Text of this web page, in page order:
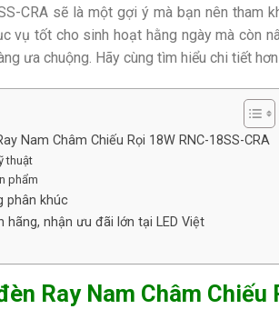
CRA sẽ là một gợi ý mà bạn nên tham
vụ tốt cho sinh hoạt hằng ngày mà còn
ưa chuộng. Hãy cùng tìm hiểu chi tiết
Nam Châm Chiếu Rọi 18W RNC-18SS-CRA
thuật
phẩm
phân khúc
hãng, nhận ưu đãi lớn tại LED Việt
Ray Nam Châm Chiếu